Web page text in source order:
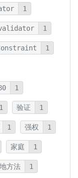
1
1
1
1
1 验证 1
1 强权 1
家庭 1
方法 1